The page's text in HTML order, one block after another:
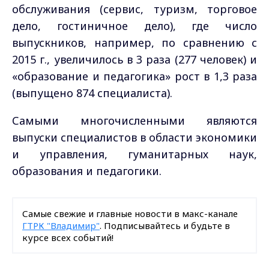
обслуживания (сервис, туризм, торговое
дело, гостиничное дело), где число
выпускников, например, по сравнению с
2015 г., увеличилось в 3 раза (277 человек) и
«образование и педагогика» рост в 1,3 раза
(выпущено 874 специалиста).
Самыми многочисленными являются
выпуски специалистов в области экономики
и управления, гуманитарных наук,
образования и педагогики.
Самые свежие и главные новости в макс-канале
ГТРК "Владимир". Подписывайтесь и будьте в
курсе всех событий!